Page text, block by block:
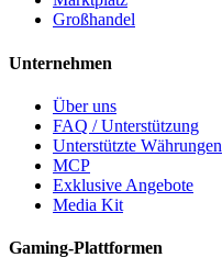
Großhandel
Unternehmen
Über uns
FAQ / Unterstützung
Unterstützte Währungen
MCP
Exklusive Angebote
Media Kit
Gaming-Plattformen